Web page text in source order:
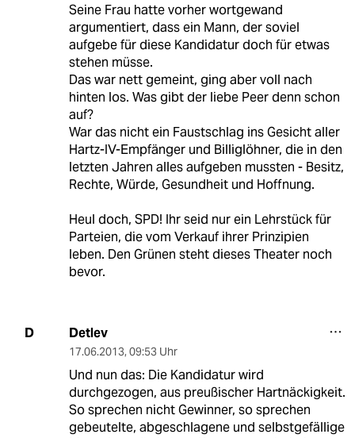
Seine Frau hatte vorher wortgewand
argumentiert, dass ein Mann, der soviel
aufgebe für diese Kandidatur doch für etwas
stehen müsse.
Das war nett gemeint, ging aber voll nach
hinten los. Was gibt der liebe Peer denn schon
auf?
War das nicht ein Faustschlag ins Gesicht aller
Hartz-IV-Empfänger und Billiglöhner, die in den
letzten Jahren alles aufgeben mussten - Besitz,
Rechte, Würde, Gesundheit und Hoffnung.
Heul doch, SPD! Ihr seid nur ein Lehrstück für
Parteien, die vom Verkauf ihrer Prinzipien
leben. Den Grünen steht dieses Theater noch
bevor.
D Detlev
17.06.2013, 09:53 Uhr
Und nun das: Die Kandidatur wird
durchgezogen, aus preußischer Hartnäckigkeit.
So sprechen nicht Gewinner, so sprechen
gebeutelte, abgeschlagene und selbstgefällige